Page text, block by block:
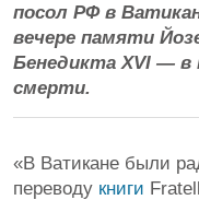
посол РФ в
вечере памяти
Бенедикта XVI — в
смерти.
«В Ватикане были
переводу книги